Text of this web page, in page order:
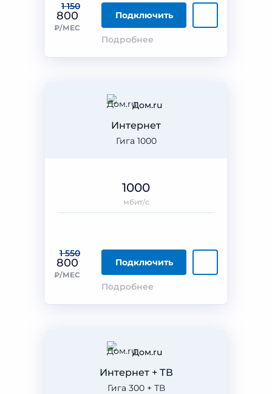
1 150
800
₽/МЕС
Подключить
Подробнее
Дом.ru
Гига 1000
Интернет
1 550
800
₽/МЕС
Подключить
Подробнее
1000
мбит/с
Дом.ru
Гига 300 + ТВ
Интернет + ТВ